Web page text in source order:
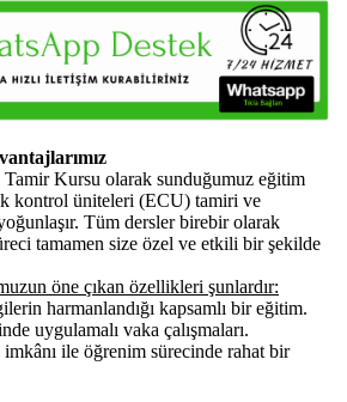
Kursu olarak sunduğumuz eğitim
kontrol üniteleri (ECU) tamiri ve
Tüm dersler birebir olarak
tamamen size özel ve etkili bir şekilde
öne çıkan özellikleri şunlardır:
harmanlandığı kapsamlı bir eğitim.
uygulamalı vaka çalışmaları.
ile öğrenim sürecinde rahat bir